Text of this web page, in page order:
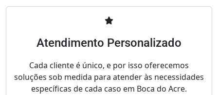
Atendimento Personalizado
Cada cliente é único, e por isso oferecemos
soluções sob medida para atender às necessidades
específicas de cada caso em Boca do Acre.